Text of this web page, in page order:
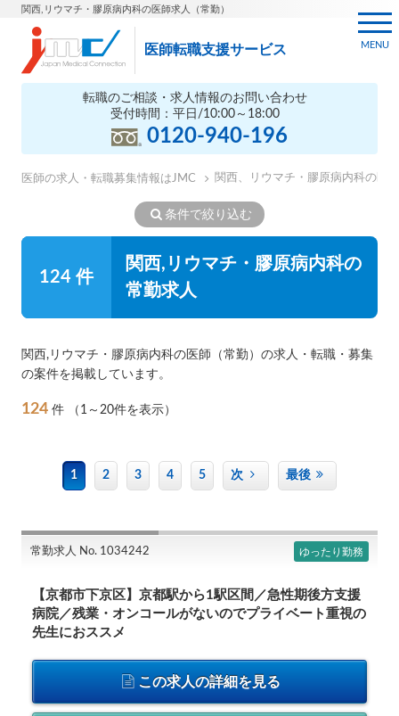
関西,リウマチ・膠原病内科の医師求人（常勤）
医師転職支援サービス
転職のご相談・求人情報のお問い合わせ
受付時間：平日/10:00～18:00
0120-940-196
MENU
医師の求人・転職募集情報はJMC 関西、リウマチ・膠原病内科の医
条件で絞り込む
124 件
関西,リウマチ・膠原病内科の
常勤求人
関西,リウマチ・膠原病内科の医師（常勤）の求人・転職・募集
の案件を掲載しています。
124 件 （1～20件を表示）
1 2 3 4 5 次 最後
常勤求人 No. 1034242 ゆったり勤務
【京都市下京区】京都駅から1駅区間／急性期後方支援
病院／残業・オンコールがないのでプライベート重視の
先生におススメ
この求人の詳細を見る